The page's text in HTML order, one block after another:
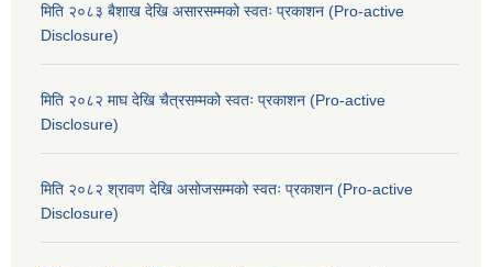
मिति २०८३ बैशाख देखि असारसम्मको स्वतः प्रकाशन (Pro-active
Disclosure)
मिति २०८२ माघ देखि चैत्रसम्मको स्वतः प्रकाशन (Pro-active
Disclosure)
मिति २०८२ श्रावण देखि असोजसम्मको स्वतः प्रकाशन (Pro-active
Disclosure)